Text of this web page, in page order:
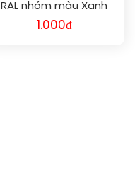
RAL nhóm màu Xanh
Dương mới nhất |
Chuẩn màu quốc tế,
1.000₫